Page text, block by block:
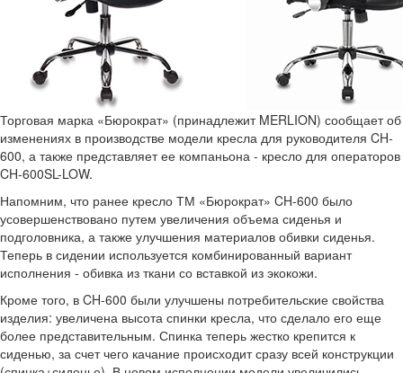
Торговая марка «Бюрократ» (принадлежит MERLION) сообщает об
изменениях в производстве модели кресла для руководителя CH-
600, а также представляет ее компаньона - кресло для операторов
CH-600SL-LOW.
Напомним, что ранее кресло ТМ «Бюрократ» CH-600 было
усовершенствовано путем увеличения объема сиденья и
подголовника, а также улучшения материалов обивки сиденья.
Теперь в сидении используется комбинированный вариант
исполнения - обивка из ткани со вставкой из экокожи.
Кроме того, в CH-600 были улучшены потребительские свойства
изделия: увеличена высота спинки кресла, что сделало его еще
более представительным. Спинка теперь жестко крепится к
сиденью, за счет чего качание происходит сразу всей конструкции